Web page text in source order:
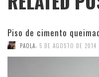
Piso de cimento
PAOLA 5 DE AGOSTO DE 2014